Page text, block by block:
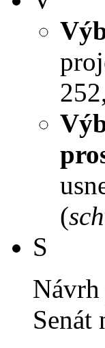
(
S
Návrh
Senát